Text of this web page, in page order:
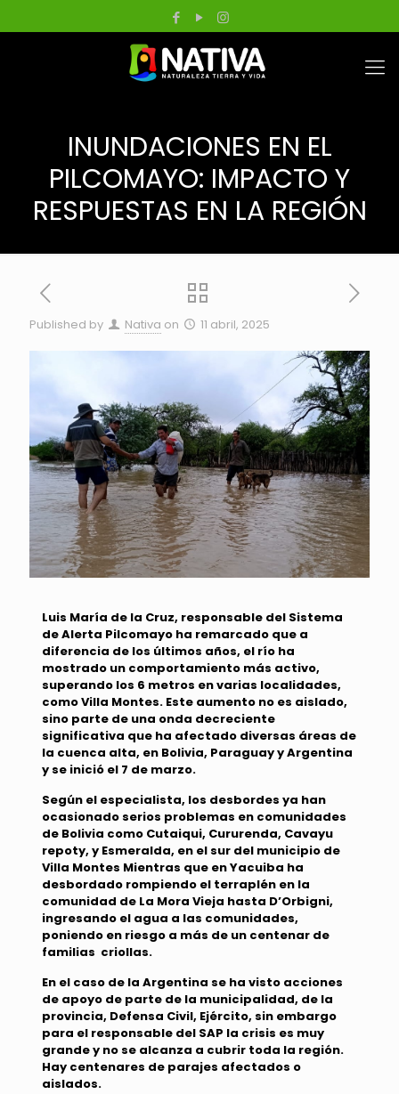
INUNDACIONES EN EL
PILCOMAYO: IMPACTO Y
RESPUESTAS EN LA REGIÓN
Published by Nativa on 11 abril, 2025
Luis María de la Cruz, responsable del Sistema
de Alerta Pilcomayoha remarcado que a
diferencia de los últimos años, el río ha
mostrado un comportamiento más activo,
superando los 6 metros en varias localidades,
como Villa Montes. Este aumento no es aislado,
sino parte de una onda decreciente
significativa que ha afectado diversas áreas de
la cuenca alta, en Bolivia, Paraguay y Argentina
y se inició el 7 de marzo.
Según el especialista, los desbordes ya han
ocasionado serios problemas en comunidades
de Bolivia como Cutaiqui, Cururenda, Cavayu
repoty, y Esmeralda, en el sur del municipio de
Villa Montes Mientras que en Yacuiba ha
desbordado rompiendo el terraplén en la
comunidad de La Mora Vieja hasta D’Orbigni,
ingresando el agua a las comunidades,
poniendo en riesgo a más de un centenar de
familias criollas.
En el caso de la Argentina se ha visto acciones
de apoyo de parte de la municipalidad, de la
provincia, Defensa Civil, Ejército, sin embargo
para el responsable del SAP la crisis es muy
grande y no se alcanza a cubrir toda la región.
Hay centenares de parajes afectados o
aislados.